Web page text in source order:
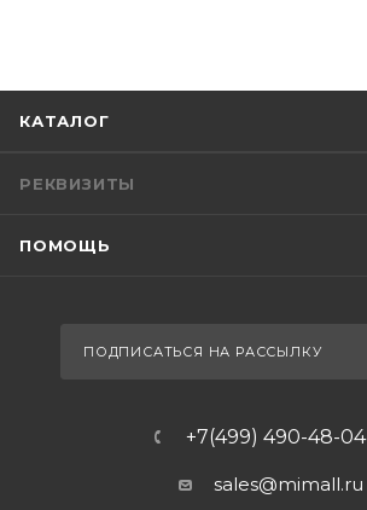
КАТАЛОГ
РЕКВИЗИТЫ
ПОМОЩЬ
ПОДПИСАТЬСЯ НА РАССЫЛКУ
+7(499) 490-48-04
sales@mimall.ru